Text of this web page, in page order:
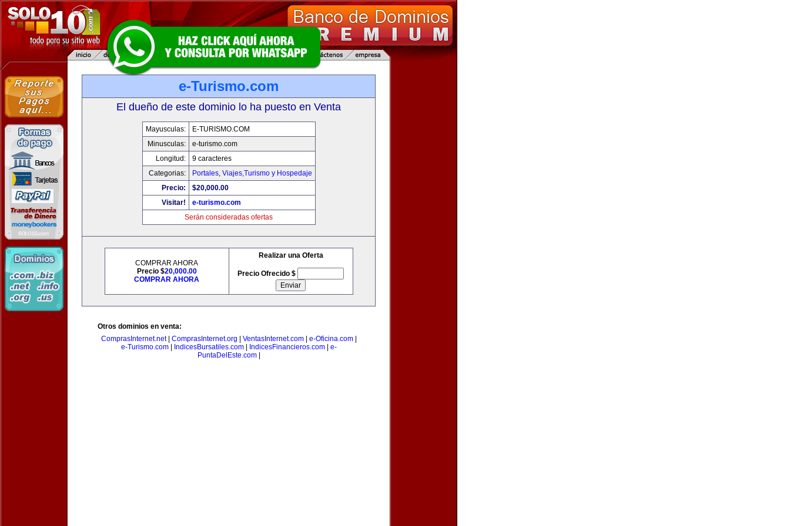
e-Turismo.com
El dueño de este dominio lo ha puesto en Venta
Mayusculas:
E-TURISMO.COM
Minusculas:
e-turismo.com
Longitud:
9 caracteres
Categorias:
Portales, Viajes,Turismo y Hospedaje
Precio:
$20,000.00
Visitar!
e-turismo.com
Serán consideradas ofertas
COMPRAR AHORA
Precio $20,000.00
COMPRAR AHORA
Realizar una Oferta
Precio Ofrecido $
Otros dominios en venta:
ComprasInternet.net| ComprasInternet.org VentasInternet.com| e-Oficina.com|
e-Turismo.com| IndicesBursatiles.com| IndicesFinancieros.com| e-
PuntaDelEste.com|